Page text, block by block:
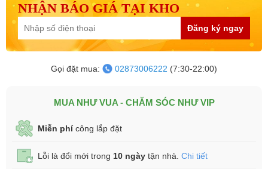
NHẬN BÁO GIÁ TẠI KHO
Đăng ký ngay
Gọi đặt mua: 02873006222 (7:30-22:00)
MUA NHƯ VUA - CHĂM SÓC NHƯ VIP
Miễn phícông lắp đặt
Lỗi là đổi mới trong 10 ngày tận nhà. Chi tiết